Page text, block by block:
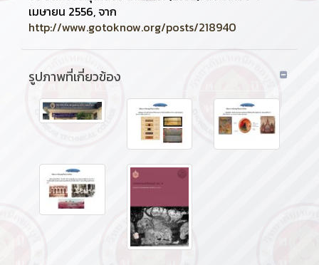
เมษายน 2556, จาก
http://www.gotoknow.org/posts/218940
รูปภาพที่เกี่ยวข้อง